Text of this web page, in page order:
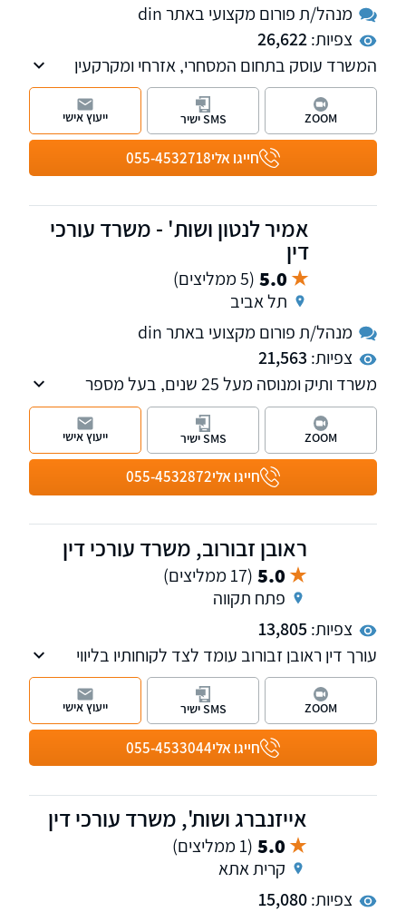
מנהל/ת פורום מקצועי באתר din
צפיות:26,622
המשרד עוסק בתחום המסחרי, אזרחי ומקרקעין
ומספק כבר למעלה מ-23 שנה ייצוג משפטי
ללקוחות עסקיים ופרטיים. למשרד סניפים בתל
אביב וברחובות.
חייגו אלי055-4532718
ZOOM SMS ישיר ייעוץ אישי
אמיר לנטון ושות' - משרד עורכי
דין
5.0 (5 ממליצים)
תל אביב
מנהל/ת פורום מקצועי באתר din
צפיות: 21,563
משרד ותיק ומנוסה מעל 25 שנים, בעל מספר
מחלקות לרבות מקרקעין, משפחה, ירושה, הוצאה
לפועל, אזרחי - מסחרי, רשויות, חוזים, לשון הרע,
עבודה. מנהל פורומים תכנון ובניה, אלימות
במשפחה והיטל השבחה הפקעות. חבר בוועדת
מקרקעין וקניין וכן בוועדת ירושה ומשפחה, בלשכת
חייגו אלי055-4532872
ZOOM SMS ישיר ייעוץ אישי
ראובן זבורוב, משרד עורכי דין
5.0 (17 ממליצים)
פתח תקווה
צפיות:13,805
עורך דין ראובן זבורוב עומד לצד לקוחותיו בליווי
משפטי אישי, מוקפד ודיסקרטי, בשילוב ניסיון,
חשיבה מדויקת ומחויבות מלאה לכל אדם ולכל תיק
חייגו אלי055-4533044
ZOOM SMS ישיר ייעוץ אישי
אייזנברג ושות', משרד עורכי דין
5.0 (1 ממליצים)
קרית אתא
צפיות:15,080